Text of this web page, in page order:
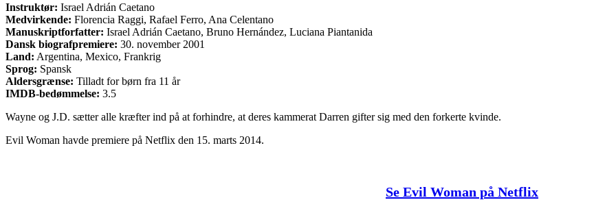
Instruktør: Israel Adrián Caetano
Medvirkende: Florencia Raggi, Rafael Ferro, Ana Celentano
Manuskriptforfatter: Israel Adrián Caetano, Bruno Hernández, Luciana Piantanida
Dansk biografpremiere: 30. november 2001
Land: Argentina, Mexico, Frankrig
Sprog: Spansk
Aldersgrænse: Tilladt for børn fra 11 år
IMDB-bedømmelse: 3.5
Wayne og J.D. sætter alle kræfter ind på at forhindre, at deres kammerat Darren gifter sig med den forkerte kvinde.
Evil Woman havde premiere på Netflix den 15. marts 2014.
Se Evil Woman på Netflix